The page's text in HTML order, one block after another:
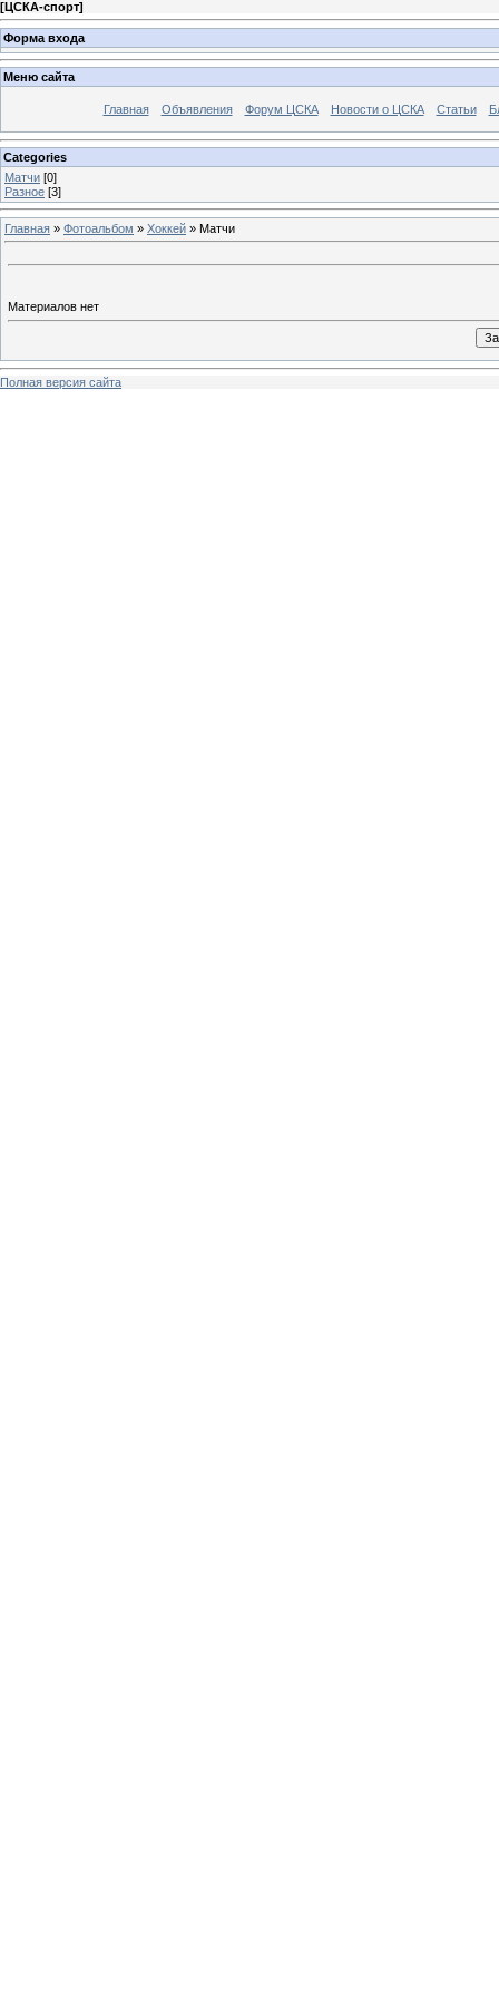
[ЦСКА-спорт]
Форма входа
Меню сайта
Главная Объявления Форум ЦСКА Новости о ЦСКА Статьи
Categories
Матчи [0]
Разное [3]
Главная » Фотоальбом » Хоккей » Матчи
Материалов нет
Полная версия сайта